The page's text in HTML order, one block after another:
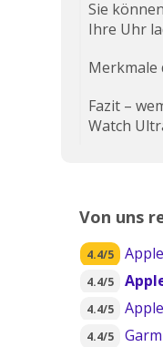
Sie
Ihre Uhr
Merkmale
Fazit –
Watch
Von uns
4.4/5
4.4/5
4.4/5
4.4/5